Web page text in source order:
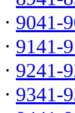
· 9041-
· 9141-
· 9241-
· 9341-